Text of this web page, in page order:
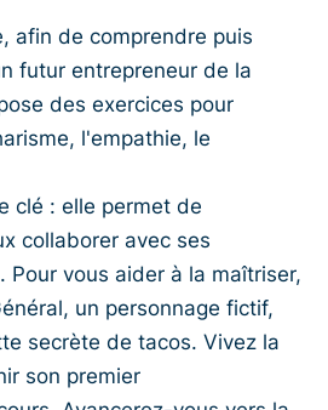
afin de comprendre puis
futur entrepreneur de la
des exercices pour
l'empathie, le
clé : elle permet de
collaborer avec ses
vous aider à la maîtriser,
un personnage fictif,
secrète de tacos. Vivez la
son premier